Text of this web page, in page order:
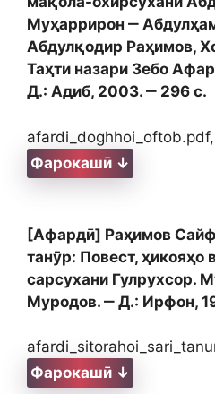
Муҳаррирон ‒
Абдулқодир Раҳимов,
Таҳти назари Зебо
Д.: Адиб, 2003. ‒ 296 с.
Фарокашӣ ↓
[Афардӣ] Раҳимов
танӯр: Повест, ҳикояҳо
сарсухани Гулрухсор.
Муродов. ‒ Д.: Ирфон,
Фарокашӣ ↓